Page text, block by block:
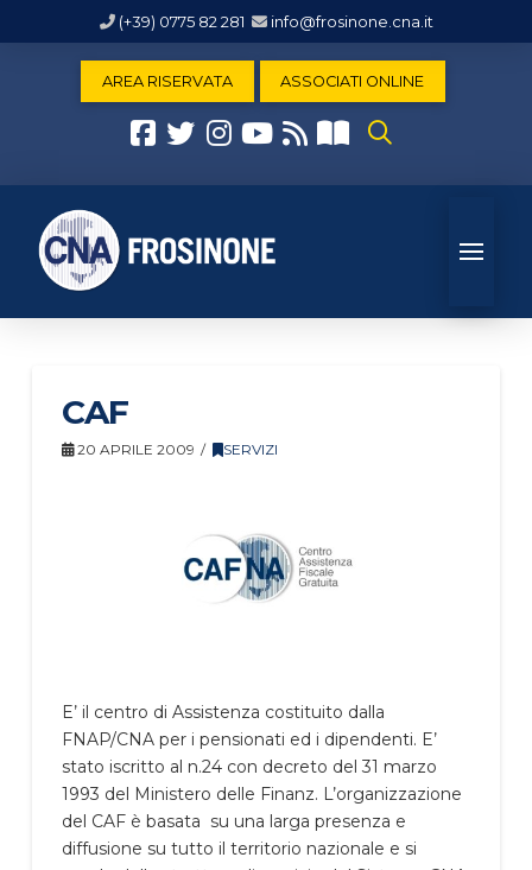
(+39) 0775 82 281 info@frosinone.cna.it
AREA RISERVATA ASSOCIATI ONLINE
CAF
20 APRILE 2009 SERVIZI
E’ il centro di Assistenza costituito dalla
FNAP/CNA per i pensionati ed i dipendenti. E’
stato iscritto al n.24 con decreto del 31 marzo
1993 del Ministero delle Finanz. L’organizzazione
del CAF è basata su una larga presenza e
diffusione su tutto il territorio nazionale e si